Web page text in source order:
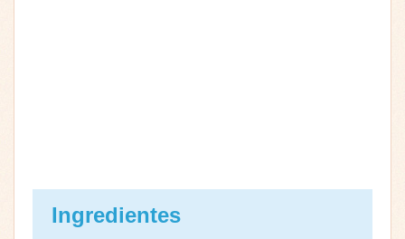
Ingredientes